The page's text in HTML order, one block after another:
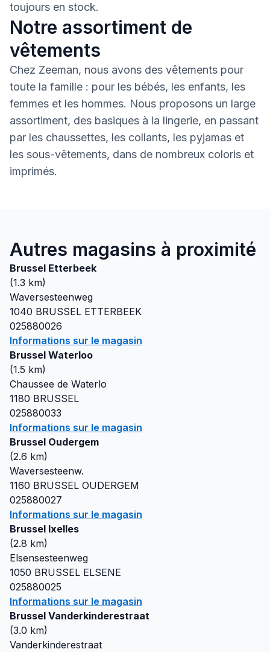
toujours en stock.
Notre assortiment de
vêtements
Chez Zeeman, nous avons des vêtements pour
toute la famille : pour les bébés, les enfants, les
femmes et les hommes. Nous proposons un large
assortiment, des basiques à la lingerie, en passant
par les chaussettes, les collants, les pyjamas et
les sous-vêtements, dans de nombreux coloris et
imprimés.
Autres magasins à proximité
Brussel Etterbeek
(1.3 km)
Waversesteenweg
1040 BRUSSEL ETTERBEEK
025880026
Informations sur le magasin
Brussel Waterloo
(1.5 km)
Chaussee de Waterlo
1180 BRUSSEL
025880033
Informations sur le magasin
Brussel Oudergem
(2.6 km)
Waversesteenw.
1160 BRUSSEL OUDERGEM
025880027
Informations sur le magasin
Brussel Ixelles
(2.8 km)
Elsensesteenweg
1050 BRUSSEL ELSENE
025880025
Informations sur le magasin
Brussel Vanderkinderestraat
(3.0 km)
Vanderkinderestraat